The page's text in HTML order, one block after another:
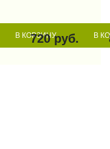
В КОРЗИНУ
720 руб. В